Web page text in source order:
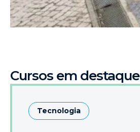
Cursos em destaque
Tecnologia